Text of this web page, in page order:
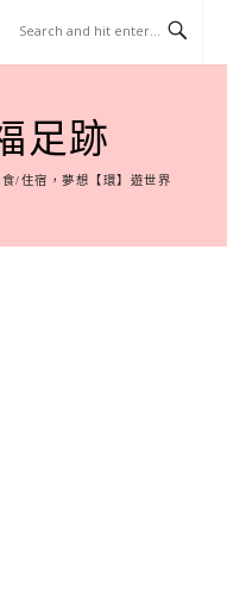
足跡
/住宿，夢想【環】遊世界